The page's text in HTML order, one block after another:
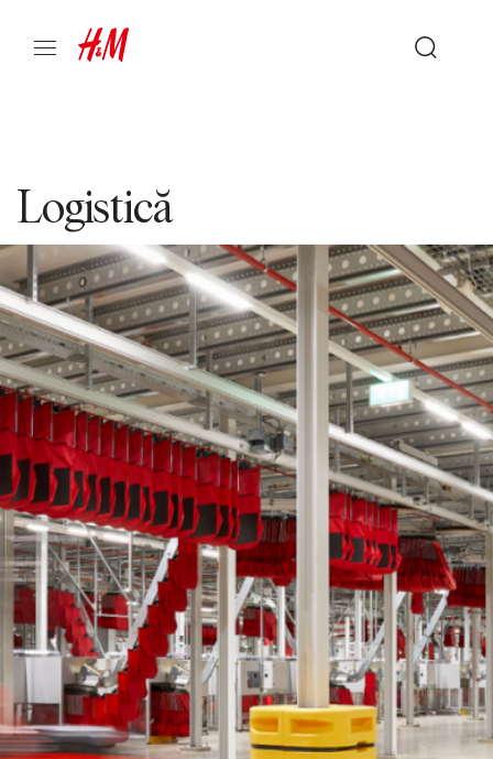
Logistică